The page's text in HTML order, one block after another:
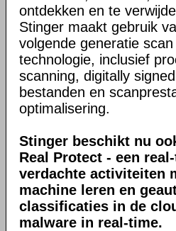
ontdekken en te
Stinger maakt gebruik
volgende generatie
technologie, inclusief
scanning, digitally
bestanden en
optimalisering.
Stinger beschikt nu
Real Protect - een
verdachte activiteiten
machine leren en
classificaties in de
malware in real-time.